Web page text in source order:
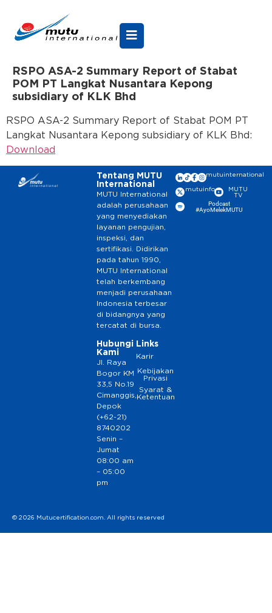
RSPO ASA-2 Summary Report of Stabat
POM PT Langkat Nusantara Kepong
subsidiary of KLK Bhd
RSPO ASA-2 Summary Report of Stabat POM PT
Langkat Nusantara Kepong subsidiary of KLK Bhd:
Download
Tentang MUTU
International
MUTU International
adalah perusahaan
yang menyediakan
layanan pengujian,
inspeksi, dan
sertifikasi. Didirikan
pada tahun 1990,
MUTU International
telah berkembang
menjadi perusahaan
Indonesia terbesar
di bidangnya yang
tercatat di bursa.
Hubungi
Kami
Jl. Raya
Bogor KM
33,5 No.19
Cimanggis,
Depok
(+62-21)
8740202
Senin –
Jumat
08:00 am
– 05:00
pm
Links
Karir
Kebijakan
Privasi
Syarat &
Ketentuan
mutuinternational
mutuinfo
MUTU
TV
Podcast
#AyoMelekMUTU
© 2026 Mutucertification.com. All rights reserved